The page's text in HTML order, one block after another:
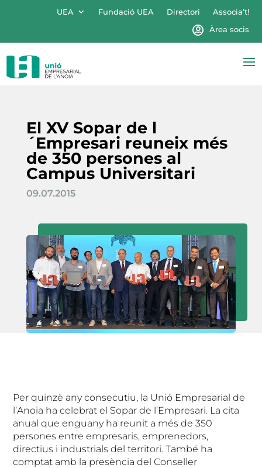
UEA Fundació UEA Directori
Associa’t!
Àrea socis
El XV Sopar de l
´Empresari reuneix més
de 350 persones al
Campus Universitari
09.07.2015
Per quinzè any consecutiu, la Unió Empresarial de
l’Anoia ha celebrat el Sopar de l’Empresari. La cita
anual que enguany ha reunit a més de 350
persones entre empresaris, emprenedors,
directius i industrials del territori. També ha
comptat amb la presència del Conseller